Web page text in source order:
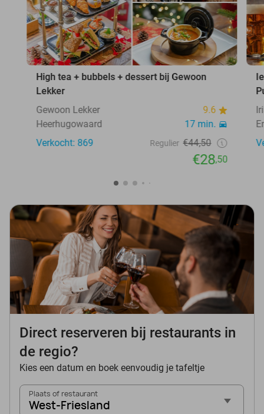
High tea + bubbels + dessert bij Gewoon
Lekker
Gewoon Lekker
9.6
Heerhugowaard
17 min.
Verkocht: 869
Regulier €44,50
€28,50
Direct reserveren bij restaurants in
de regio?
Kies een datum en boek eenvoudig je tafeltje
Plaats of restaurant
West-Friesland